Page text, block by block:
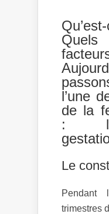
l’une
de la
: le
Le
Pendant
trimestres